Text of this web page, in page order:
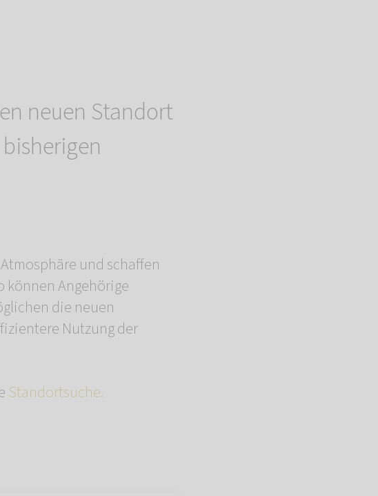
neuen Standort
und schaffen
können Angehörige
die neuen
Nutzung der
Standortsuche.